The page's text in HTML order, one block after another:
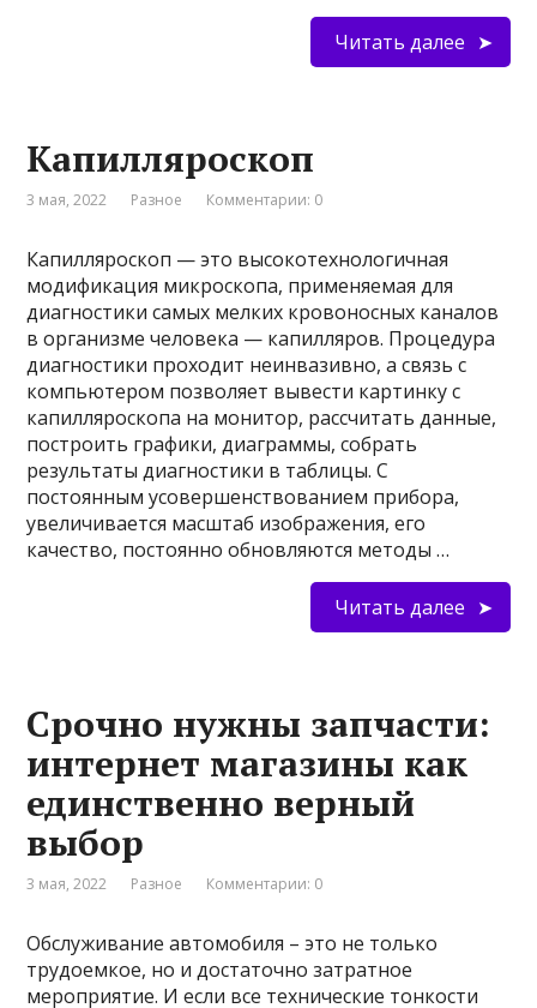
Читать далее
Капилляроскоп
3 мая, 2022 Разное Комментарии: 0
Капилляроскоп — это высокотехнологичная
модификация микроскопа, применяемая для
диагностики самых мелких кровоносных каналов
в организме человека — капилляров. Процедура
диагностики проходит неинвазивно, а связь с
компьютером позволяет вывести картинку с
капилляроскопа на монитор, рассчитать данные,
построить графики, диаграммы, собрать
результаты диагностики в таблицы. С
постоянным усовершенствованием прибора,
увеличивается масштаб изображения, его
качество, постоянно обновляются методы …
Читать далее
Срочно нужны запчасти:
интернет магазины как
единственно верный
выбор
3 мая, 2022 Разное Комментарии: 0
Обслуживание автомобиля – это не только
трудоемкое, но и достаточно затратное
мероприятие. И если все технические тонкости